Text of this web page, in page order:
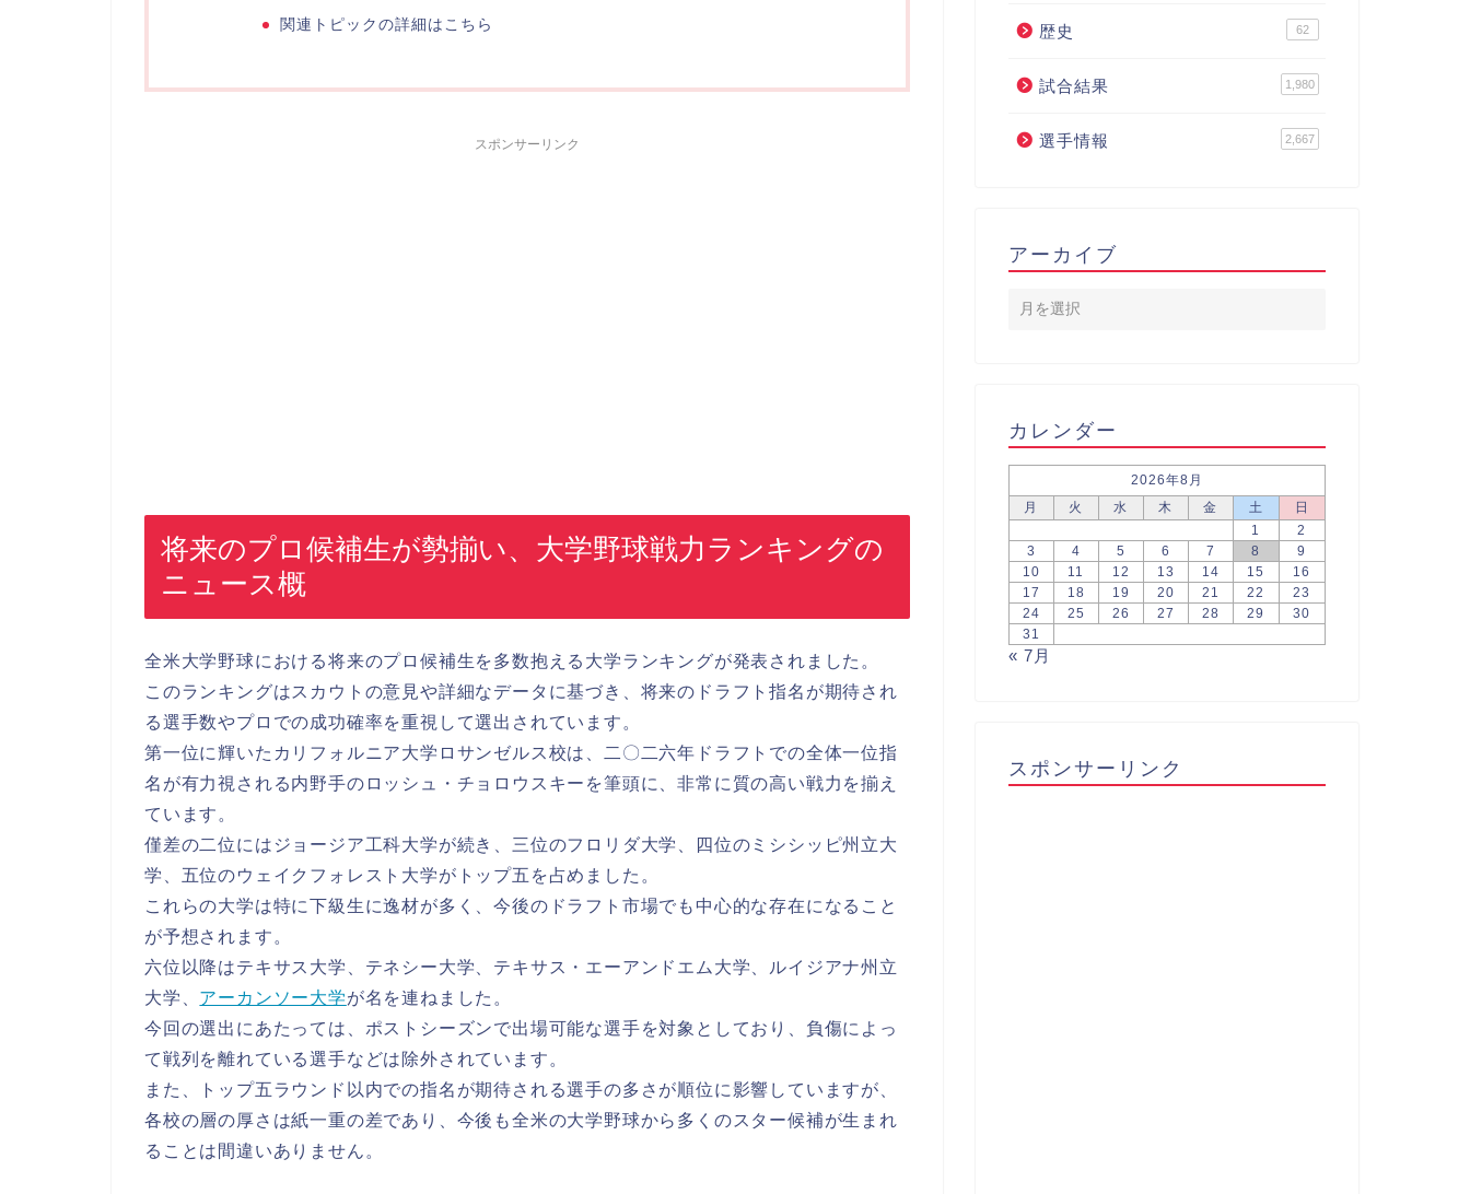
関連トピックの詳細はこちら
スポンサーリンク
将来のプロ候補生が勢揃い、大学野球戦力ランキングの
ニュース概
全米大学野球における将来のプロ候補生を多数抱える大学ランキングが発表されました。
このランキングはスカウトの意見や詳細なデータに基づき、将来のドラフト指名が期待され
る選手数やプロでの成功確率を重視して選出されています。
第一位に輝いたカリフォルニア大学ロサンゼルス校は、二〇二六年ドラフトでの全体一位指
名が有力視される内野手のロッシュ・チョロウスキーを筆頭に、非常に質の高い戦力を揃え
ています。
僅差の二位にはジョージア工科大学が続き、三位のフロリダ大学、四位のミシシッピ州立大
学、五位のウェイクフォレスト大学がトップ五を占めました。
これらの大学は特に下級生に逸材が多く、今後のドラフト市場でも中心的な存在になること
が予想されます。
六位以降はテキサス大学、テネシー大学、テキサス・エーアンドエム大学、ルイジアナ州立
大学、 アーカンソー大学が名を連ねました。
今回の選出にあたっては、ポストシーズンで出場可能な選手を対象としており、負傷によっ
て戦列を離れている選手などは除外されています。
また、トップ五ラウンド以内での指名が期待される選手の多さが順位に影響していますが、
各校の層の厚さは紙一重の差であり、今後も全米の大学野球から多くのスター候補が生まれ
ることは間違いありません。
歴史 62
試合結果 1,980
選手情報 2,667
アーカイブ
カレンダー
2026年8月
月
火 水 木 金 土
日
1
2
3
4 5 6 7 8
9
10
11 12 13 14 15
16
17
18 19 20 21 22
23
24
25 26 27 28 29
30
31
« 7月
スポンサーリンク